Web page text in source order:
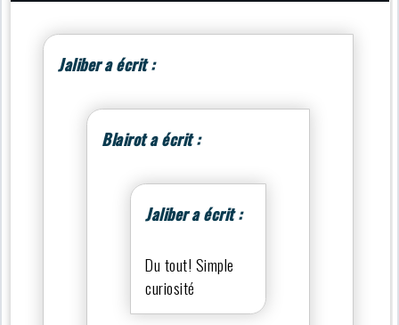
Jaliber a écrit :
Blairot a écrit :
Jaliber a écrit :
Du tout! Simple
curiosité